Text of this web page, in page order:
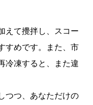
えて攪拌し、スコー
すめです。また、市
冷凍すると、また違
つつ、あなただけの